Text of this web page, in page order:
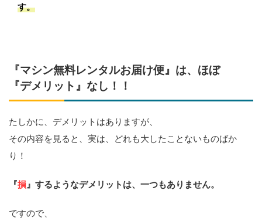
す。
『マシン無料レンタルお届け便』は、ほぼ
『デメリット』なし！！
たしかに、デメリットはありますが、
その内容を見ると、実は、どれも大したことないものばか
り！
『損 』するようなデメリットは、一つもありません。
ですので、